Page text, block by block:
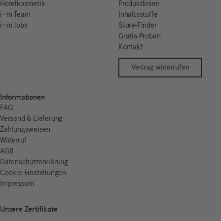
Hotelkosmetik
i+m Team
i+m Jobs
Produktlinien
Inhaltsstoffe
Store-Finder
Gratis-Proben
Kontakt
Vertrag widerrufen
Informationen
FAQ
Versand & Lieferung
Zahlungsweisen
Widerruf
AGB
Datenschutzerklärung
Cookie Einstellungen
Impressum
Unsere Zertifikate